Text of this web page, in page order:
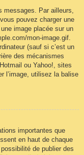
Par ailleurs,
pouvez charger une
image placée sur un
mon-image.gif.
(sauf si c’est un
des mécanismes
ou Yahoo!, sites
l’image, utilisez la balise
importantes que
en haut de chaque
de publier des